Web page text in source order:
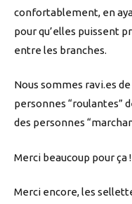
confortablement, en
pour qu’elles puissent
entre les branches.
Nous sommes ravi.es
personnes “roulantes”
des personnes
Merci beaucoup pour ça !
Merci encore, les